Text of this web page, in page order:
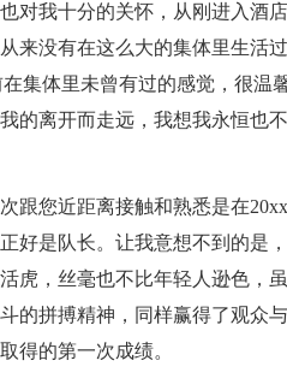
对我十分的关怀，从刚进入酒
来没有在这么大的集体里生活
集体里未曾有过的感觉，很温
的离开而走远，我想我永恒也
跟您近距离接触和熟悉是在
好是队长。让我意想不到的是
虎，丝毫也不比年轻人逊色，
的拼搏精神，同样赢得了观众
得的第一次成绩。